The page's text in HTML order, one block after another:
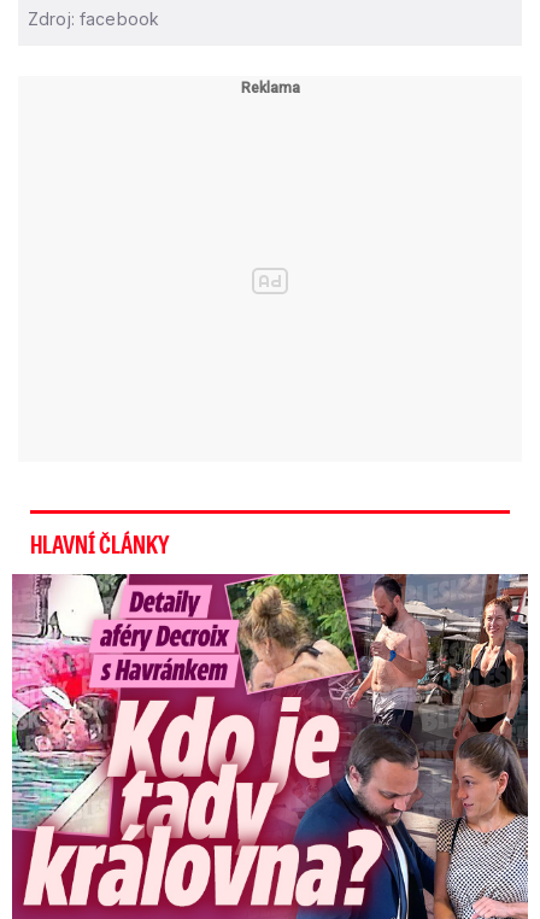
Zdroj: facebook
HLAVNÍ ČLÁNKY
Detaily aféry Decroix s Havránkem: Kdo je tady královna?